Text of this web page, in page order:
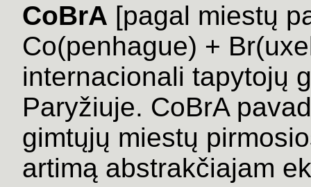
CoBrA [pagal miestų
Co(penhague) +
internacionali tapytojų
Paryžiuje. CoBrA
gimtųjų miestų
artimą abstrakčiajam